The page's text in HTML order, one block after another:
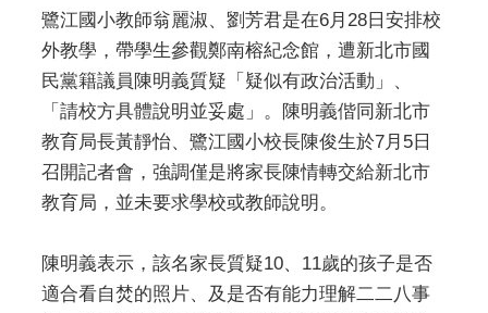
鷺江國小教師翁麗淑、劉芳君是在6月28日安排校
外教學，帶學生參觀鄭南榕紀念館，遭新北市國
民黨籍議員陳明義質疑「疑似有政治活動」、
「請校方具體說明並妥處」。陳明義偕同新北市
教育局長黃靜怡、鷺江國小校長陳俊生於7月5日
召開記者會，強調僅是將家長陳情轉交給新北市
教育局，並未要求學校或教師說明。
陳明義表示，該名家長質疑10、11歲的孩子是否
適合看自焚的照片、及是否有能力理解二二八事